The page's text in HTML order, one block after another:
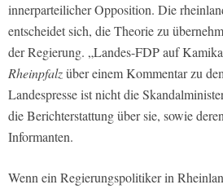
innerparteilicher Opposition. Die
entscheidet sich, die Theorie zu
der Regierung. „Landes-FDP auf
Rheinpfalzüber einem Kommentar zu
Landespresse ist nicht die
die Berichterstattung über sie, sowie
Informanten.
Wenn ein Regierungspolitiker in